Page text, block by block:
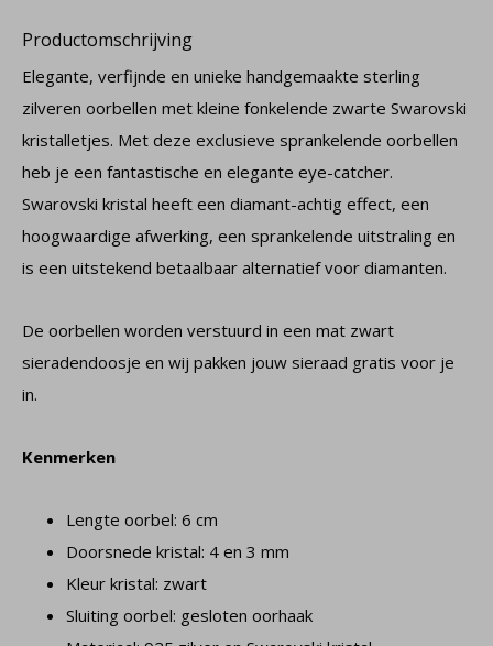
Productomschrijving
Elegante, verfijnde en unieke handgemaakte sterling
zilveren oorbellen met kleine fonkelende zwarte Swarovski
kristalletjes. Met deze exclusieve sprankelende oorbellen
heb je een fantastische en elegante eye-catcher.
Swarovski kristal heeft een diamant-achtig effect, een
hoogwaardige afwerking, een sprankelende uitstraling en
is een uitstekend betaalbaar alternatief voor diamanten.
De oorbellen worden verstuurd in een mat zwart
sieradendoosje en wij pakken jouw sieraad gratis voor je
in.
Kenmerken
Lengte oorbel: 6 cm
Doorsnede kristal: 4 en 3 mm
Kleur kristal: zwart
Sluiting oorbel: gesloten oorhaak